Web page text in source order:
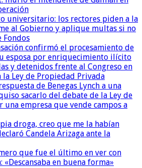
universitario: los rectores piden a la
al Gobierno y aplique multas si no
Fondos
confirmó el procesamiento de
esposa por enriquecimiento ilícito
y detenidos frente al Congreso en
la Ley de Propiedad Privada
de Benegas Lynch a una
sacarlo del debate de la Ley de
una empresa que vende campos a
droga, creo que me la habían
Candela Arizaga ante la
que fue el último en ver con
«Descansaba en buena forma»